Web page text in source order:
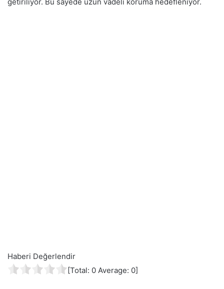
Haberi Değerlendir
[Total: 0 Average: 0]